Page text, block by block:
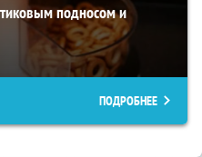
подносом и
ПОДРОБНЕЕ